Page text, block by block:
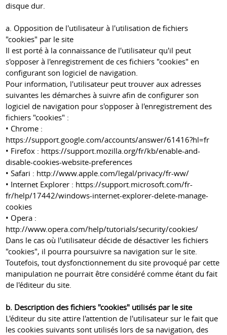
disque dur.
a. Opposition de l'utilisateur à l'utilisation de fichiers
"cookies" par le site
Il est porté à la connaissance de l'utilisateur qu'il peut
s'opposer à l'enregistrement de ces fichiers "cookies" en
configurant son logiciel de navigation.
Pour information, l'utilisateur peut trouver aux adresses
suivantes les démarches à suivre afin de configurer son
logiciel de navigation pour s'opposer à l'enregistrement des
fichiers "cookies" :
• Chrome :
https://support.google.com/accounts/answer/61416?hl=fr
• Firefox : https://support.mozilla.org/fr/kb/enable-and-
disable-cookies-website-preferences
• Safari : http://www.apple.com/legal/privacy/fr-ww/
• Internet Explorer : https://support.microsoft.com/fr-
fr/help/17442/windows-internet-explorer-delete-manage-
cookies
• Opera :
http://www.opera.com/help/tutorials/security/cookies/
Dans le cas où l'utilisateur décide de désactiver les fichiers
"cookies", il pourra poursuivre sa navigation sur le site.
Toutefois, tout dysfonctionnement du site provoqué par cette
manipulation ne pourrait être considéré comme étant du fait
de l'éditeur du site.
b. Description des fichiers "cookies" utilisés par le site
L'éditeur du site attire l'attention de l'utilisateur sur le fait que
les cookies suivants sont utilisés lors de sa navigation, des